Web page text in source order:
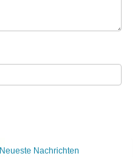
Neueste Nachrichten